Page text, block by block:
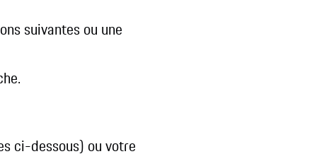
suivantes ou une
ci-dessous) ou votre